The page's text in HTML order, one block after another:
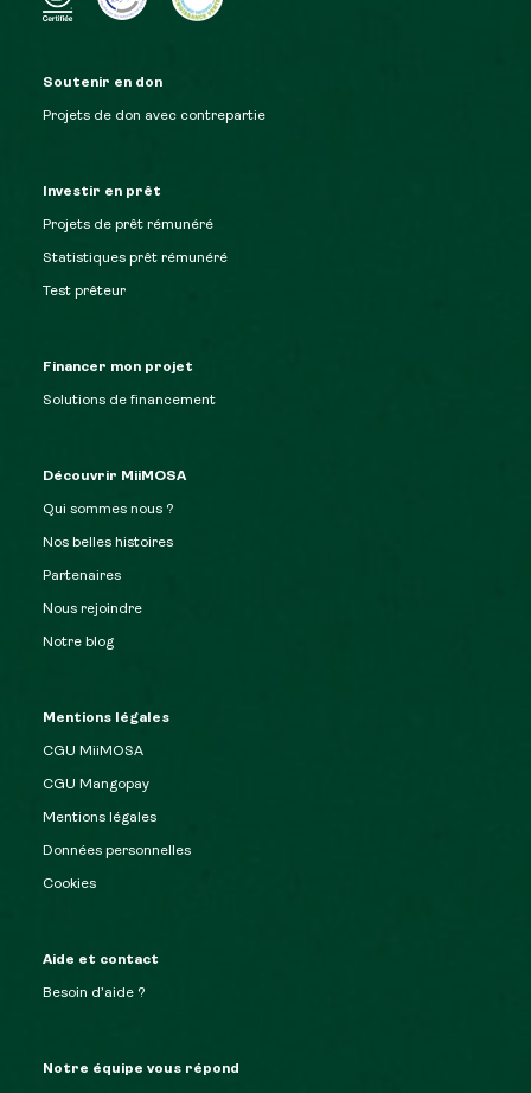
Soutenir en don
Projets de don avec contrepartie
Investir en prêt
Projets de prêt rémunéré
Statistiques prêt rémunéré
Test prêteur
Financer mon projet
Solutions de financement
Découvrir MiiMOSA
Qui sommes nous ?
Nos belles histoires
Partenaires
Nous rejoindre
Notre blog
Mentions légales
CGU MiiMOSA
CGU Mangopay
Mentions légales
Données personnelles
Cookies
Aide et contact
Besoin d’aide ?
Notre équipe vous répond